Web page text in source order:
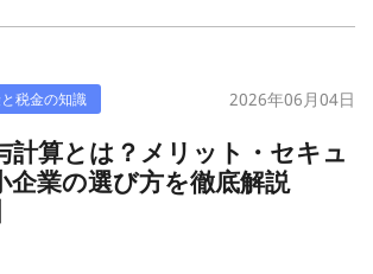
税金の知識 2026年06月04日
計算とは？メリット・セキュ
企業の選び方を徹底解説